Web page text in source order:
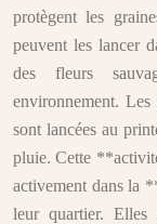
protègent les
peuvent les lancer
des fleurs
environnement.
sont lancées au
pluie. Cette
activement dans la
leur quartier. Elles